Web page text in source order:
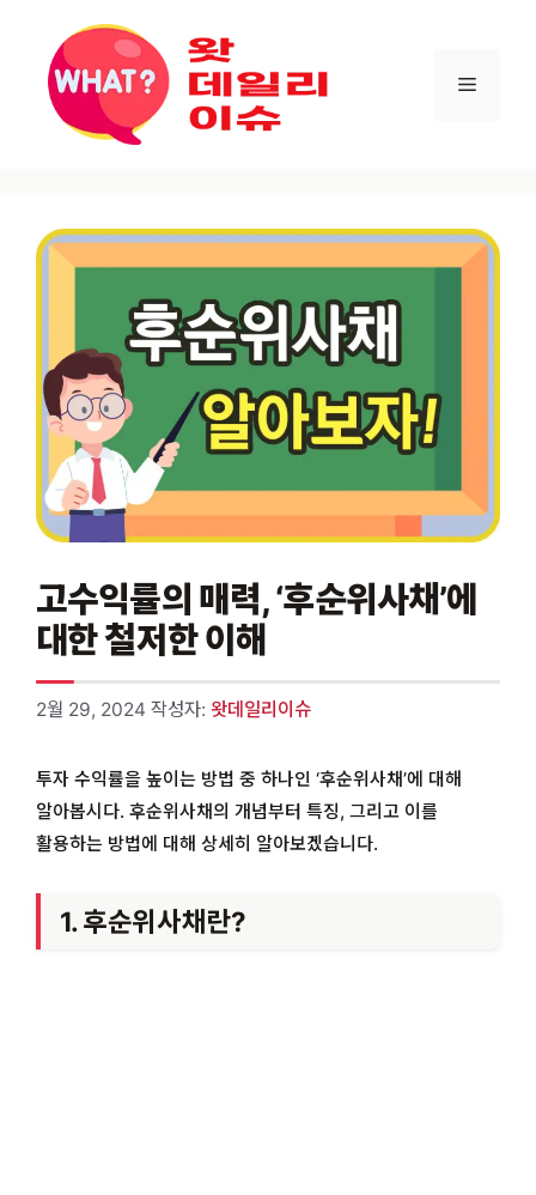
건너뛰기
메뉴
고수익률의 매력, ‘후순위사채’에
대한 철저한 이해
2월 29, 2024 작성자: 왓데일리이슈
투자 수익률을 높이는 방법 중 하나인 ‘후순위사채’에 대해
알아봅시다. 후순위사채의 개념부터 특징, 그리고 이를
활용하는 방법에 대해 상세히 알아보겠습니다.
1. 후순위사채란?